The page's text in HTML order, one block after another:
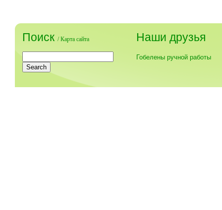
Поиск /Карта сайта Наши друзья
Гобелены ручной работы